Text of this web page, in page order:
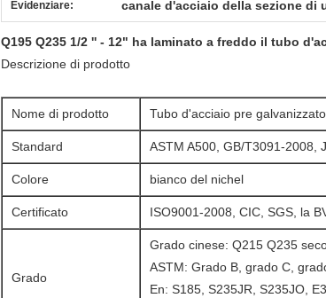
Evidenziare: canale d'acciaio della sezione di
Q195 Q235 1/2 '' - 12" ha laminato a freddo il tubo
Descrizione di prodotto
Nome di prodotto Tubo d'acciaio pre
Standard ASTM A500, GB/T3091-2008,
Colore bianco del nichel
Certificato ISO9001-2008, CIC, SGS, la
Grado
Grado cinese: Q215 Q235
ASTM: Grado B, grado C,
En: S185, S235JR, S235JO,